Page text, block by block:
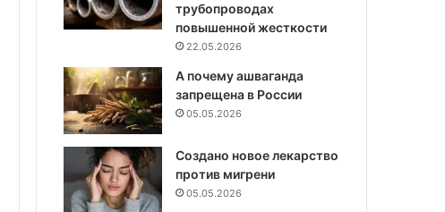
трубопроводах
повышенной жесткости
22.05.2026
А почему ашваганда
запрещена в России
05.05.2026
Создано новое лекарство
против мигрени
05.05.2026